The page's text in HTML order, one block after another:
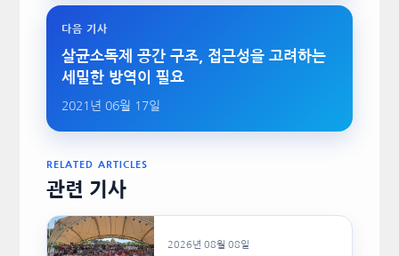
다음 기사
살균소독제 공간 구조, 접근성을 고려하는
세밀한 방역이 필요
2021년 06월 17일
RELATED ARTICLES
관련 기사
2026년 08월 08일